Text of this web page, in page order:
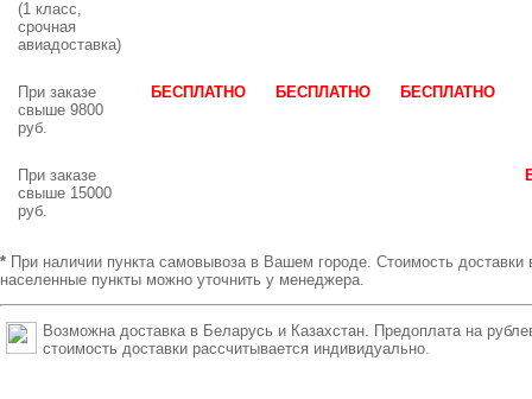
(1 класс,
срочная
авиадоставка)
При заказе
свыше 9800
руб.
БЕСПЛАТНО БЕСПЛАТНО БЕСПЛАТНО
При заказе
свыше 15000
руб.
* При наличии пункта самовывоза в Вашем городе. Стоимость доставки
населенные пункты можно уточнить у менеджера.
Возможна доставка в Беларусь и Казахстан. Предоплата на
стоимость доставки рассчитывается индивидуально.